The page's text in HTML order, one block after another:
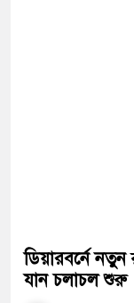
ডিয়ারবর্নে
যান চলাচল শুরু